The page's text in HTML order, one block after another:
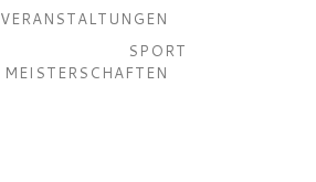
VERANSTALTUNGEN
SPORT
MEISTERSCHAFTEN